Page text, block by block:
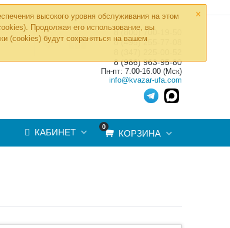
×
высокого уровня обслуживания на этом
Продолжая его использование, вы
(cookies) будут сохраняться на вашем
8 (800) 700-19-50
8 (495) 255-77-08
8 (986) 963-95-80
Пн-пт: 7.00-16.00 (Мск)
info@kvazar-ufa.com
0
КОРЗИНА
КАБИНЕТ